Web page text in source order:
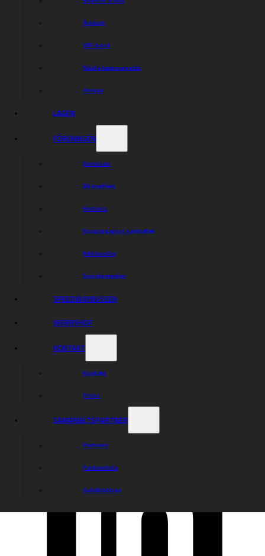
Årskort
VIP-bord
Nästa hemmamatch
Arenan
LAGEN
FÖRENINGEN
Styrelsen
Bli medlem
Historia
Rospiggarna i samhället
Miljöpolicy
Sociala medier
SPEEDWAYBUSSEN
WEBBSHOP
KONTAKT
Kontakt
Press
SAMARBETSPARTNER
Partners
Partnerlista
Guldklubben